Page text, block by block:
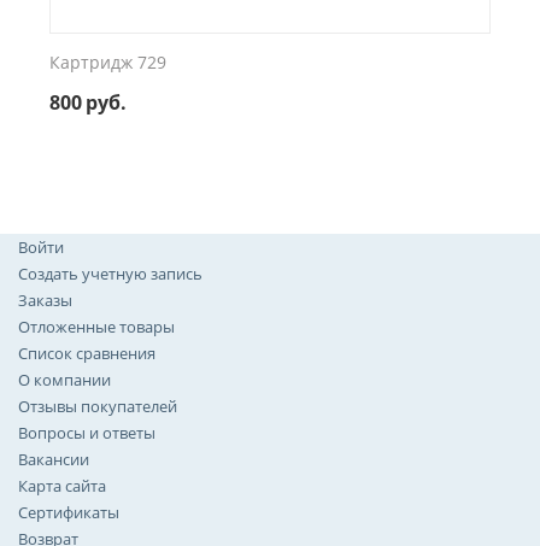
Картридж 729
800руб.
Войти
Создать учетную запись
Заказы
Отложенные товары
Список сравнения
О компании
Отзывы покупателей
Вопросы и ответы
Вакансии
Карта сайта
Сертификаты
Возврат